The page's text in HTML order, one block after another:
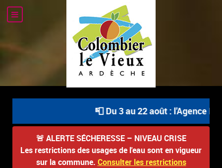
📮 Du 3 au 22 août : l'Agence
🚨 ALERTE SÉCHERESSE – NIVEAU CRISE
Les restrictions des usages de l'eau sont en vigueur
sur la commune. Consulter les restrictions